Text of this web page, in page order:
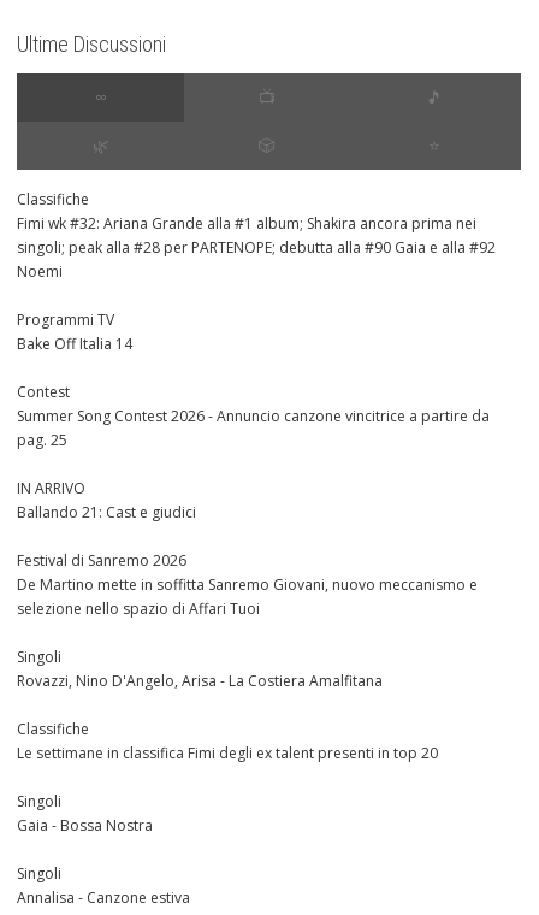
Ultime Discussioni
∞ 📺 🎵
🌿 🎲 ⭐️
Classifiche
Fimi wk #32: Ariana Grande alla #1 album; Shakira ancora prima nei
singoli; peak alla #28 per PARTENOPE; debutta alla #90 Gaia e alla #92
Noemi
Programmi TV
Bake Off Italia 14
Contest
Summer Song Contest 2026 - Annuncio canzone vincitrice a partire da
pag. 25
IN ARRIVO
Ballando 21: Cast e giudici
Festival di Sanremo 2026
De Martino mette in soffitta Sanremo Giovani, nuovo meccanismo e
selezione nello spazio di Affari Tuoi
Singoli
Rovazzi, Nino D'Angelo, Arisa - La Costiera Amalfitana
Classifiche
Le settimane in classifica Fimi degli ex talent presenti in top 20
Singoli
Gaia - Bossa Nostra
Singoli
Annalisa - Canzone estiva